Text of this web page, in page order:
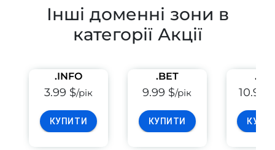
Інші доменні зони в
категорії Акції
.INFO
3.99 $/рік
КУПИТИ
.BET
9.99 $/рік
КУПИТИ
10.99